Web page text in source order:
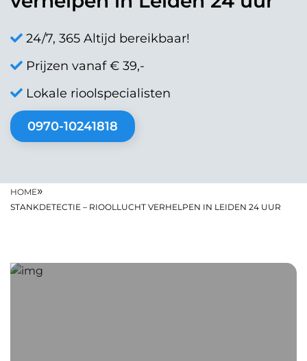
24/7, 365 Altijd bereikbaar!
Prijzen vanaf € 39,-
Lokale rioolspecialisten
0970-10241818
HOME»
STANKDETECTIE – RIOOLLUCHT VERHELPEN IN LEIDEN 24 UUR